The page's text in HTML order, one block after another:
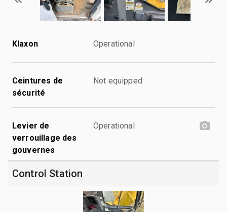
Klaxon Operational
Ceintures de
sécurité
Not equipped
Levier de
verrouillage des
gouvernes
Operational
Control Station